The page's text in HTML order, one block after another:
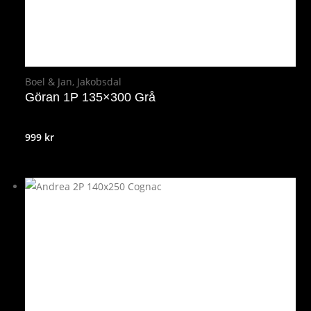
Boel & Jan, Jakobsdal
Göran 1P 135×300 Grå
999 kr